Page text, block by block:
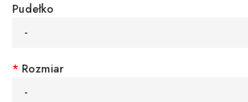
Pudełko
-
* Rozmiar
-